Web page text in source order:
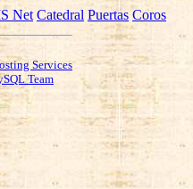
Net Catedral Puertas Coros
Services
Team